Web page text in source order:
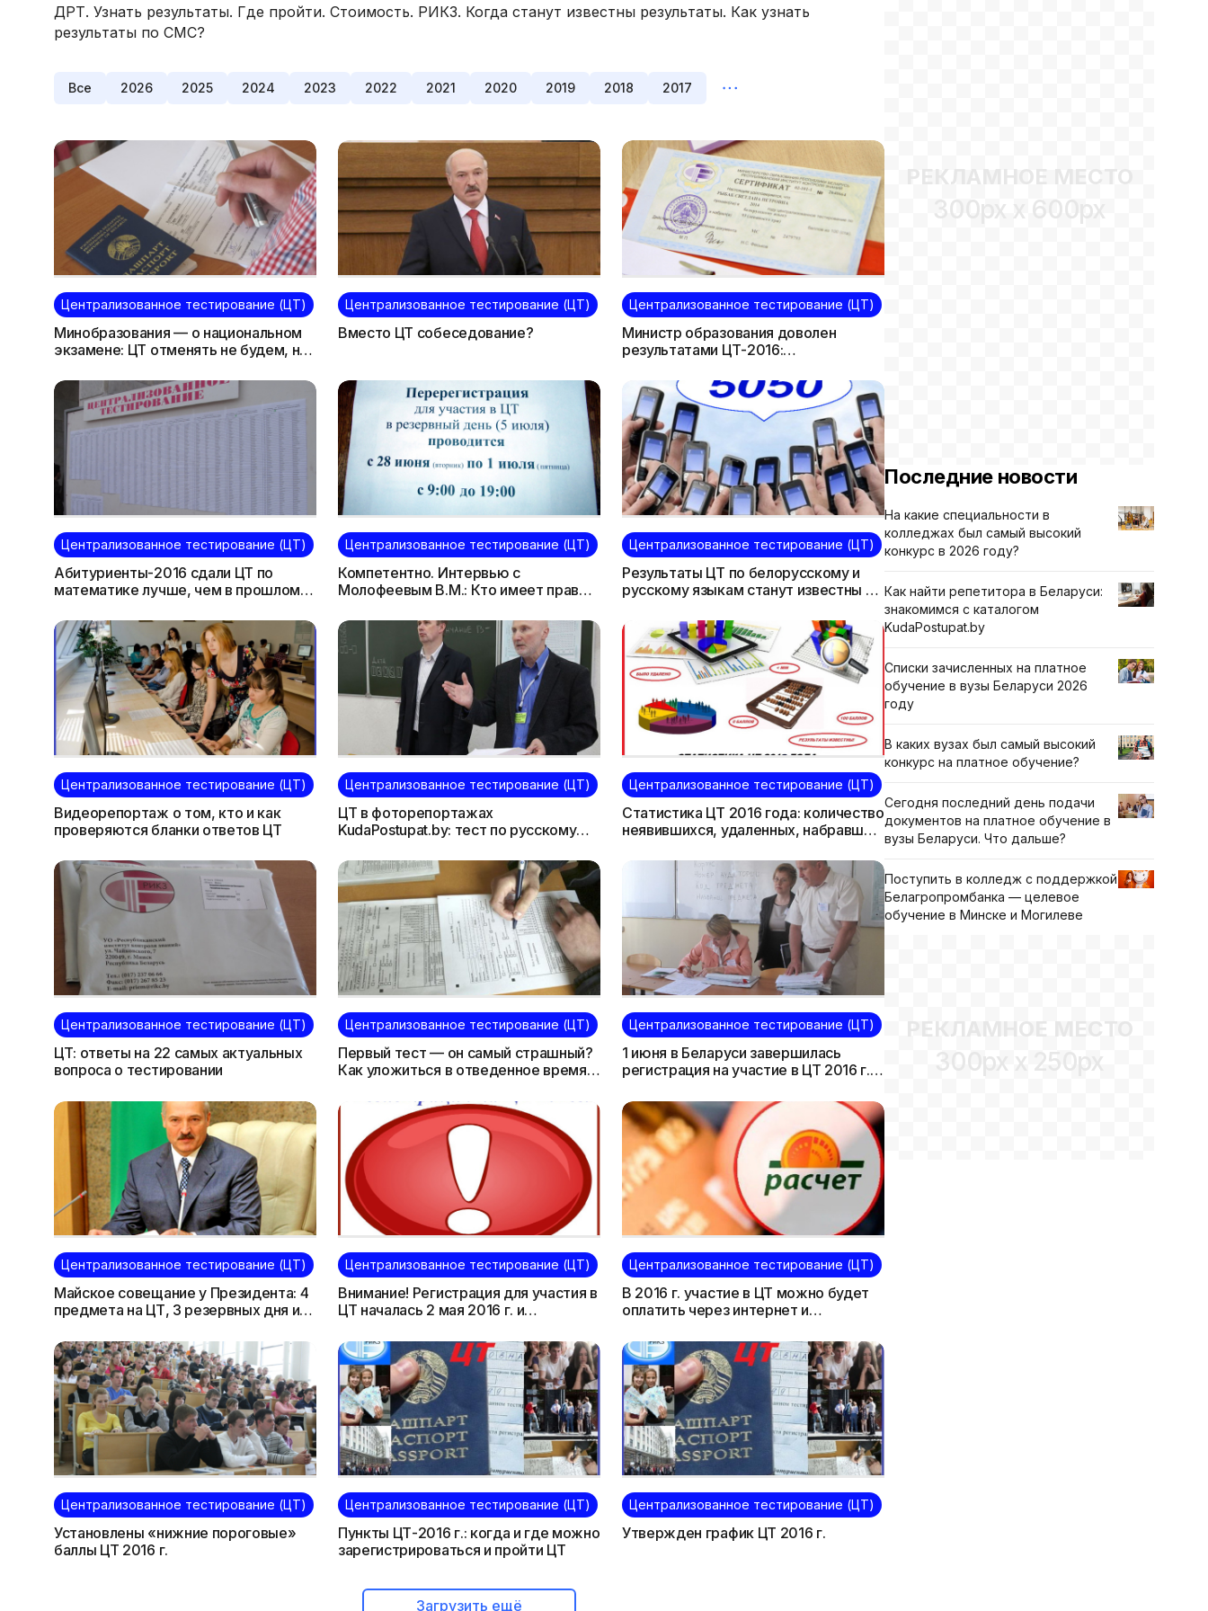
ДРТ. Узнать результаты. Где пройти. Стоимость. РИКЗ. Когда станут известны результаты. Как узнать
результаты по СМС?
Все 2026 2025 2024 2023 2022 2021 2020 2019 2018 2017
Централизованное тестирование (ЦТ)
Минобразования — о национальном
экзамене: ЦТ отменять не будем, но
Централизованное тестирование (ЦТ)
Вместо ЦТ собеседование?
Централизованное тестирование (ЦТ)
Министр образования доволен
результатами ЦТ-2016:
на чудо»
Централизованное тестирование (ЦТ)
Абитуриенты-2016 сдали ЦТ по
математике лучше, чем в прошлом
Централизованное тестирование (ЦТ)
Компетентно. Интервью с
Молофеевым В.М.: Кто имеет право
резервный день?
Централизованное тестирование (ЦТ)
Результаты ЦТ по белорусскому и
русскому языкам станут известны 24
вечером (обновлено)
Централизованное тестирование (ЦТ)
Видеорепортаж о том, кто и как
проверяются бланки ответов ЦТ
Централизованное тестирование (ЦТ)
ЦТ в фоторепортажах
KudaPostupat.by: тест по русскому
Централизованное тестирование (ЦТ)
Статистика ЦТ 2016 года: количество
неявившихся, удаленных, набравших
преодолевших порог
Централизованное тестирование (ЦТ)
ЦТ: ответы на 22 самых актуальных
вопроса о тестировании
Централизованное тестирование (ЦТ)
Первый тест — он самый страшный?
Как уложиться в отведенное время и
Централизованное тестирование (ЦТ)
1 июня в Беларуси завершилась
регистрация на участие в ЦТ 2016 г.
Централизованное тестирование (ЦТ)
Майское совещание у Президента: 4
предмета на ЦТ, 3 резервных дня и
х лет — всё с 2017 г.
Централизованное тестирование (ЦТ)
Внимание! Регистрация для участия в
ЦТ началась 2 мая 2016 г. и
Централизованное тестирование (ЦТ)
В 2016 г. участие в ЦТ можно будет
оплатить через интернет и
Централизованное тестирование (ЦТ)
Установлены «нижние пороговые»
баллы ЦТ 2016 г.
Централизованное тестирование (ЦТ)
Пункты ЦТ-2016 г.: когда и где можно
зарегистрироваться и пройти ЦТ
Централизованное тестирование (ЦТ)
Утвержден график ЦТ 2016 г.
Загрузить ещё
РЕКЛАМНОЕ МЕСТО
300px x 600px
Последние новости
На какие специальности в
колледжах был самый высокий
конкурс в 2026 году?
Как найти репетитора в Беларуси:
знакомимся с каталогом
KudaPostupat.by
Списки зачисленных на платное
обучение в вузы Беларуси 2026
году
В каких вузах был самый высокий
конкурс на платное обучение?
Сегодня последний день подачи
документов на платное обучение в
вузы Беларуси. Что дальше?
Поступить в колледж с поддержкой
Белагропромбанка — целевое
обучение в Минске и Могилеве
РЕКЛАМНОЕ МЕСТО
300px x 250px